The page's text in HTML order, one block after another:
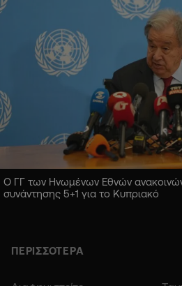
Ο ΓΓ των Ηνωμένων Εθνών
συνάντησης 5+1 για το Κυπριακό
ΠΕΡΙΣΣΟΤΕΡΑ